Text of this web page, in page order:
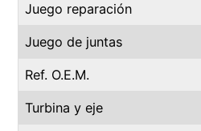
Juego reparación
Juego de juntas
Ref. O.E.M.
Turbina y eje